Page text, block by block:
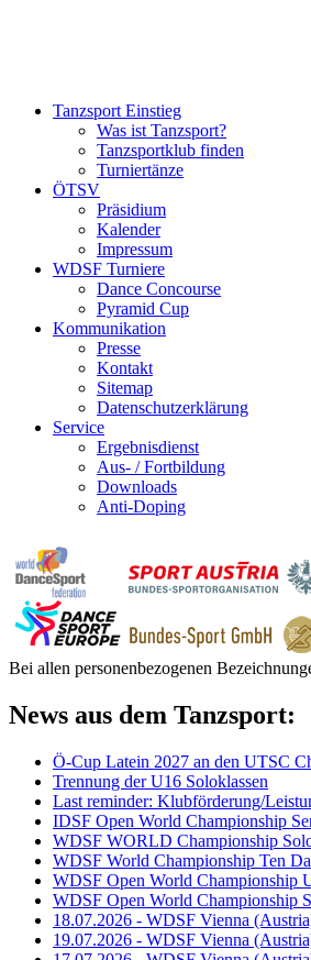
Tanzsport Einstieg
Was ist Tanzsport?
Tanzsportklub finden
Turniertänze
ÖTSV
Präsidium
Kalender
Impressum
WDSF Turniere
Dance Concourse
Pyramid Cup
Kommunikation
Presse
Kontakt
Sitemap
Datenschutzerklärung
Service
Ergebnisdienst
Aus- / Fortbildung
Downloads
Anti-Doping
Bei allen personenbezogenen
News aus dem Tanzsport:
Ö-Cup Latein 2027 an den UTSC
Trennung der U16 Soloklassen
Last reminder: Klubförderung/
IDSF Open World Championship
WDSF WORLD Championship
WDSF World Championship Ten
WDSF Open World Championship
WDSF Open World Championship
18.07.2026 - WDSF Vienna
19.07.2026 - WDSF Vienna